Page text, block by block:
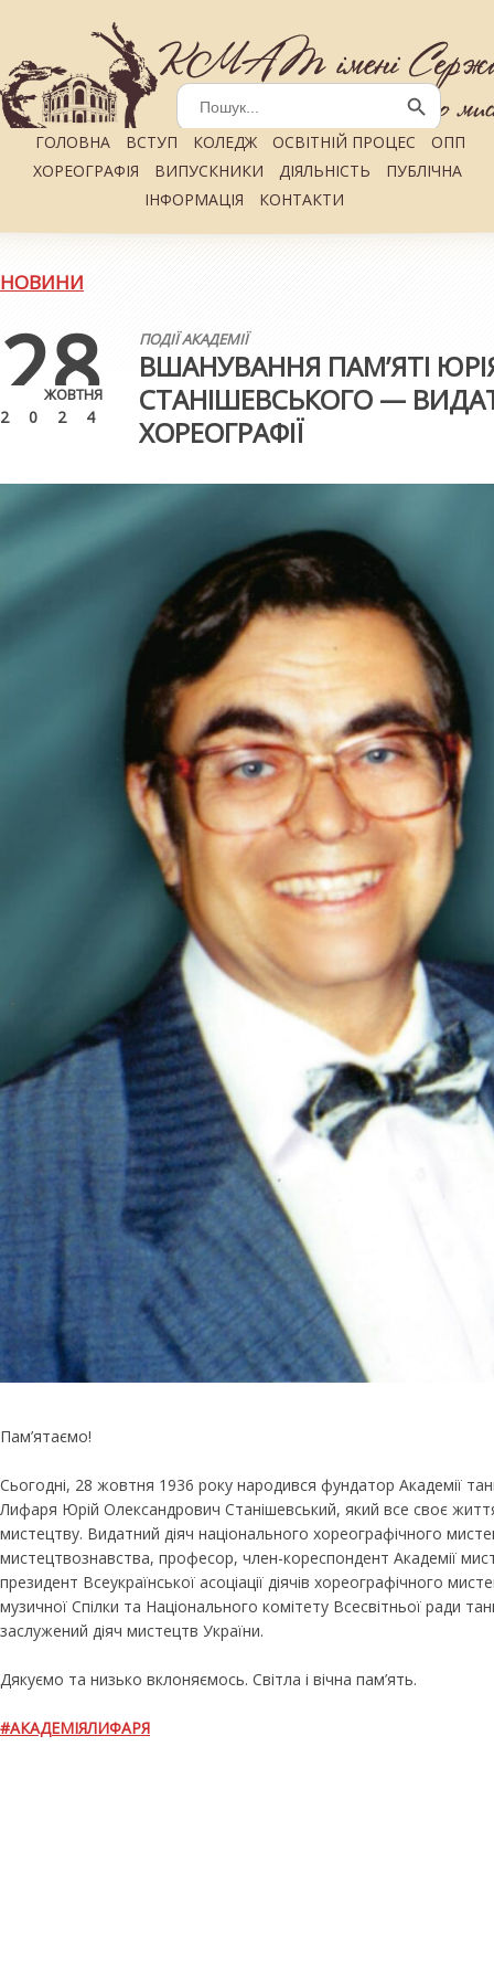
Search
Search Button
ГОЛОВНА ВСТУП КОЛЕДЖ ОСВІТНІЙ ПРОЦЕС
ОПП
ХОРЕОГРАФІЯ
ВИПУСКНИКИ ДІЯЛЬНІСТЬ
ПУБЛІЧНА
ІНФОРМАЦІЯ
КОНТАКТИ
НОВИНИ
28
ЖОВТНЯ
2024
ПОДІЇ АКАДЕМІЇ
ВШАНУВАННЯ ПАМ’ЯТІ
СТАНІШЕВСЬКОГО —
ХОРЕОГРАФІЇ
Пам’ятаємо!
Сьогодні, 28 жовтня 1936 року народився фундатор Академії
Лифаря Юрій Олександрович Станішевський, який все своє
мистецтву. Видатний діяч національного хореографічного
мистецтвознавства, професор, член-кореспондент Академії
президент Всеукраїнської асоціації діячів хореографічного
музичної Спілки та Національного комітету Всесвітньої ради
заслужений діяч мистецтв України.
Дякуємо та низько вклоняємось. Світла і вічна пам’ять.
#АКАДЕМІЯЛИФАРЯ